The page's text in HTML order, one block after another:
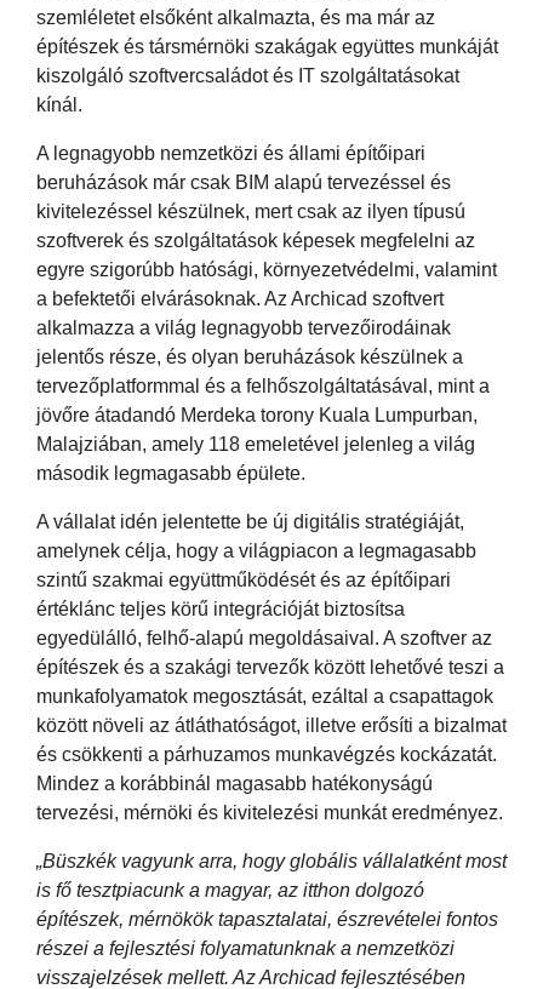
szemléletet elsőként alkalmazta, és ma már az
építészek és társmérnöki szakágak együttes munkáját
kiszolgáló szoftvercsaládot és IT szolgáltatásokat
kínál.
A legnagyobb nemzetközi és állami építőipari
beruházások már csak BIM alapú tervezéssel és
kivitelezéssel készülnek, mert csak az ilyen típusú
szoftverek és szolgáltatások képesek megfelelni az
egyre szigorúbb hatósági, környezetvédelmi, valamint
a befektetői elvárásoknak. Az Archicad szoftvert
alkalmazza a világ legnagyobb tervezőirodáinak
jelentős része, és olyan beruházások készülnek a
tervezőplatformmal és a felhőszolgáltatásával, mint a
jövőre átadandó Merdeka torony Kuala Lumpurban,
Malajziában, amely 118 emeletével jelenleg a világ
második legmagasabb épülete.
A vállalat idén jelentette be új digitális stratégiáját,
amelynek célja, hogy a világpiacon a legmagasabb
szintű szakmai együttműködését és az építőipari
értéklánc teljes körű integrációját biztosítsa
egyedülálló, felhő-alapú megoldásaival. A szoftver az
építészek és a szakági tervezők között lehetővé teszi a
munkafolyamatok megosztását, ezáltal a csapattagok
között növeli az átláthatóságot, illetve erősíti a bizalmat
és csökkenti a párhuzamos munkavégzés kockázatát.
Mindez a korábbinál magasabb hatékonyságú
tervezési, mérnöki és kivitelezési munkát eredményez.
„Büszkék vagyunk arra, hogy globális vállalatként most
is fő tesztpiacunk a magyar, az itthon dolgozó
építészek, mérnökök tapasztalatai, észrevételei fontos
részei a fejlesztési folyamatunknak a nemzetközi
visszajelzések mellett. Az Archicad fejlesztésében